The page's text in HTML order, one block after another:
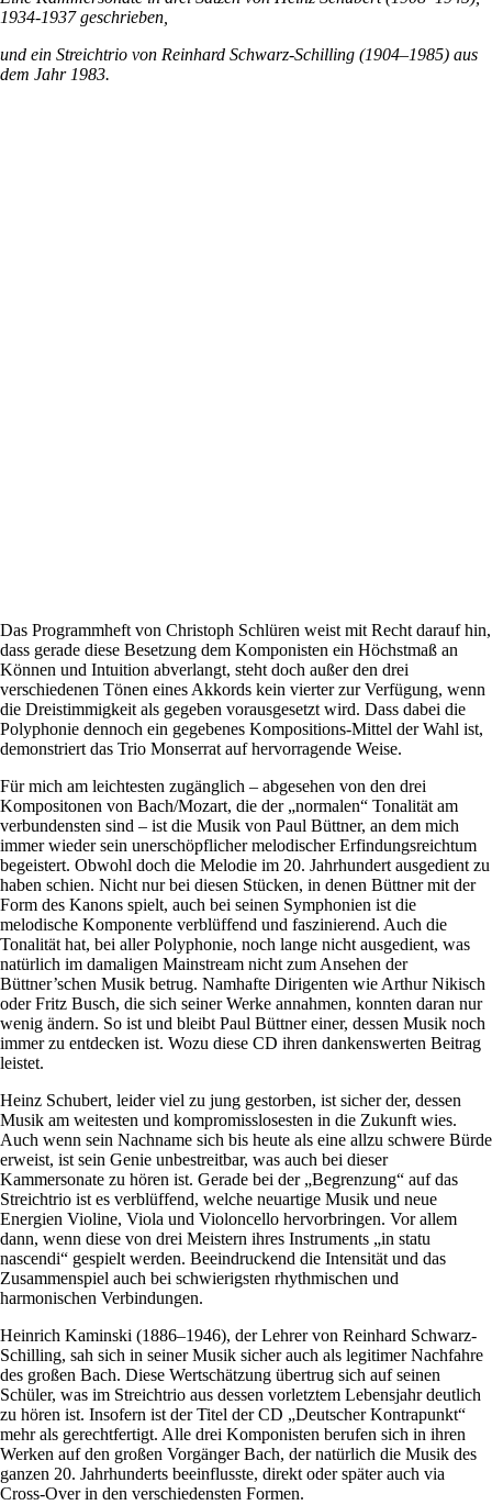
1934-1937 geschrieben,
und ein Streichtrio von Reinhard Schwarz-Schilling (1904–1985) aus
dem Jahr 1983.
Das Programmheft von Christoph Schlüren weist mit Recht darauf hin,
dass gerade diese Besetzung dem Komponisten ein Höchstmaß an
Können und Intuition abverlangt, steht doch außer den drei
verschiedenen Tönen eines Akkords kein vierter zur Verfügung, wenn
die Dreistimmigkeit als gegeben vorausgesetzt wird. Dass dabei die
Polyphonie dennoch ein gegebenes Kompositions-Mittel der Wahl ist,
demonstriert das Trio Monserrat auf hervorragende Weise.
Für mich am leichtesten zugänglich – abgesehen von den drei
Kompositonen von Bach/Mozart, die der „normalen“ Tonalität am
verbundensten sind – ist die Musik von Paul Büttner, an dem mich
immer wieder sein unerschöpflicher melodischer Erfindungsreichtum
begeistert. Obwohl doch die Melodie im 20. Jahrhundert ausgedient zu
haben schien. Nicht nur bei diesen Stücken, in denen Büttner mit der
Form des Kanons spielt, auch bei seinen Symphonien ist die
melodische Komponente verblüffend und faszinierend. Auch die
Tonalität hat, bei aller Polyphonie, noch lange nicht ausgedient, was
natürlich im damaligen Mainstream nicht zum Ansehen der
Büttner’schen Musik betrug. Namhafte Dirigenten wie Arthur Nikisch
oder Fritz Busch, die sich seiner Werke annahmen, konnten daran nur
wenig ändern. So ist und bleibt Paul Büttner einer, dessen Musik noch
immer zu entdecken ist. Wozu diese CD ihren dankenswerten Beitrag
leistet.
Heinz Schubert, leider viel zu jung gestorben, ist sicher der, dessen
Musik am weitesten und kompromisslosesten in die Zukunft wies.
Auch wenn sein Nachname sich bis heute als eine allzu schwere Bürde
erweist, ist sein Genie unbestreitbar, was auch bei dieser
Kammersonate zu hören ist. Gerade bei der „Begrenzung“ auf das
Streichtrio ist es verblüffend, welche neuartige Musik und neue
Energien Violine, Viola und Violoncello hervorbringen. Vor allem
dann, wenn diese von drei Meistern ihres Instruments „in statu
nascendi“ gespielt werden. Beeindruckend die Intensität und das
Zusammenspiel auch bei schwierigsten rhythmischen und
harmonischen Verbindungen.
Heinrich Kaminski (1886–1946), der Lehrer von Reinhard Schwarz-
Schilling, sah sich in seiner Musik sicher auch als legitimer Nachfahre
des großen Bach. Diese Wertschätzung übertrug sich auf seinen
Schüler, was im Streichtrio aus dessen vorletztem Lebensjahr deutlich
zu hören ist. Insofern ist der Titel der CD „Deutscher Kontrapunkt“
mehr als gerechtfertigt. Alle drei Komponisten berufen sich in ihren
Werken auf den großen Vorgänger Bach, der natürlich die Musik des
ganzen 20. Jahrhunderts beeinflusste, direkt oder später auch via
Cross-Over in den verschiedensten Formen.